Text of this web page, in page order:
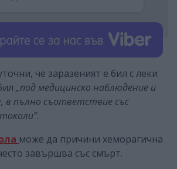
че заразеният е бил с леки
„под медицинско наблюдение и
в пълно съответствие със
може да причини хеморагична
завършва със смърт.